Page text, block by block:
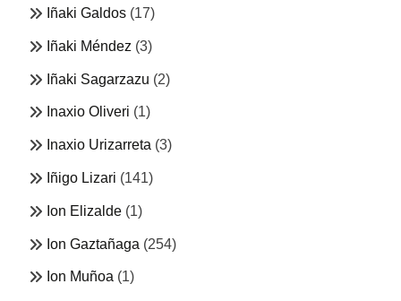
Iñaki Galdos (17)
Iñaki Méndez (3)
Iñaki Sagarzazu (2)
Inaxio Oliveri (1)
Inaxio Urizarreta (3)
Iñigo Lizari (141)
Ion Elizalde (1)
Ion Gaztañaga (254)
Ion Muñoa (1)